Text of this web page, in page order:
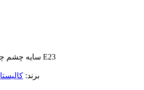
برند: کالیستا